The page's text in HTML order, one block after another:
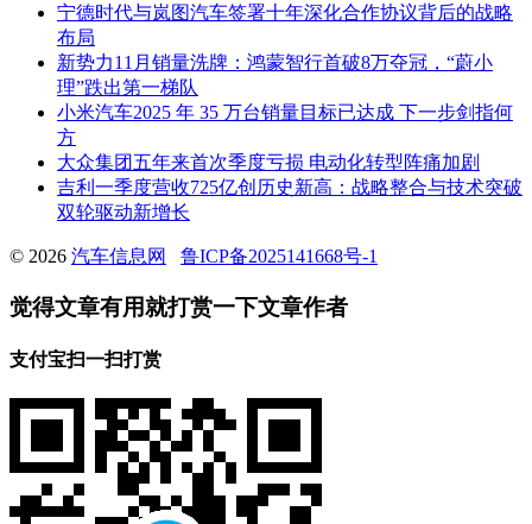
宁德时代与岚图汽车签署十年深化合作协议背后的战略
布局
新势力11月销量洗牌：鸿蒙智行首破8万夺冠，“蔚小
理”跌出第一梯队
小米汽车2025 年 35 万台销量目标已达成 下一步剑指何
方
大众集团五年来首次季度亏损 电动化转型阵痛加剧
吉利一季度营收725亿创历史新高：战略整合与技术突破
双轮驱动新增长
© 2026 汽车信息网 鲁ICP备2025141668号-1
觉得文章有用就打赏一下文章作者
支付宝扫一扫打赏